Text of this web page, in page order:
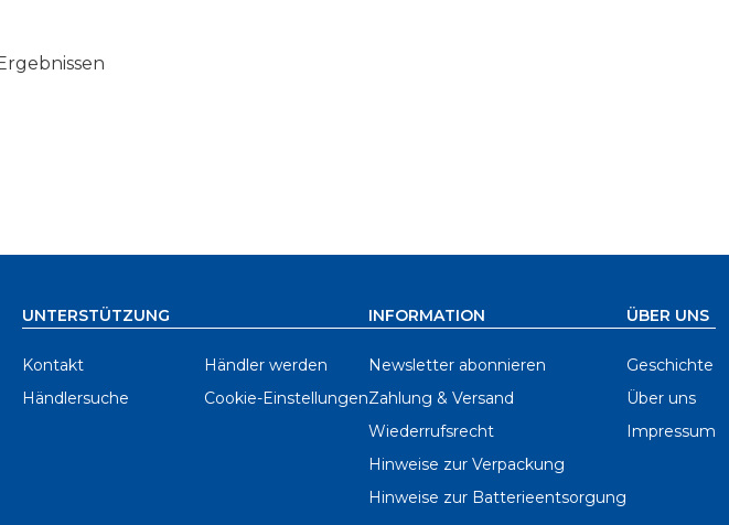
UNTERSTÜTZUNG
Kontakt
Händlersuche
Händler werden
Cookie-Einstellungen
INFORMATION
Newsletter abonnieren
Zahlung & Versand
Wiederrufsrecht
Hinweise zur Verpackung
Hinweise zur Batterieentsorgung
ÜBER UNS
Geschichte
Über uns
Impressum